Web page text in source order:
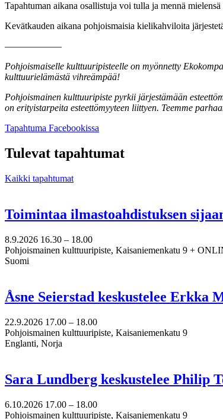
Tapahtuman aikana osallistuja voi tulla ja mennä
Kevätkauden aikana pohjoismaisia kielikahviloita
––––––––––––
Pohjoismaiselle kulttuuripisteelle on myönnetty
kulttuurielämästä vihreämpää!
Pohjoismainen kulttuuripiste pyrkii järjestämään
on erityistarpeita esteettömyyteen liittyen. Teemme
Tapahtuma Facebookissa
välilehteen
Tulevat tapahtumat
Kaikki tapahtumat
Toimintaa ilmastoahdistuksen
8.9.2026 16.30 – 18.00
Pohjoismainen kulttuuripiste, Kaisaniemenkatu 9 +
Suomi
Åsne Seierstad keskustelee Erkka
22.9.2026 17.00 – 18.00
Pohjoismainen kulttuuripiste, Kaisaniemenkatu 9
Englanti, Norja
Sara Lundberg keskustelee Philip
6.10.2026 17.00 – 18.00
Pohjoismainen kulttuuripiste, Kaisaniemenkatu 9